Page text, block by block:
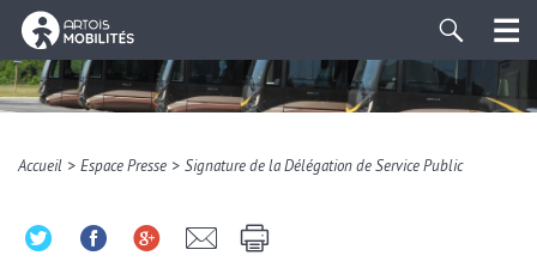
Accueil > Espace Presse > Signature de la Délégation de Service Public